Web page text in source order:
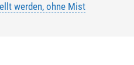
werden, ohne Mist